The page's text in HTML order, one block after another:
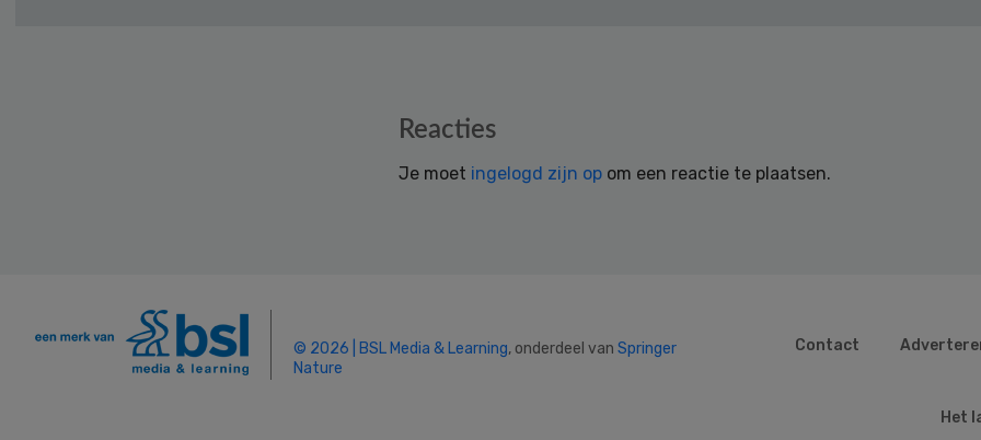
Reacties
Je moet ingelogd zijn op om een reactie te plaatsen.
© 2026 | BSL Media & Learning, onderdeel van Springer
Nature
Contact
Het